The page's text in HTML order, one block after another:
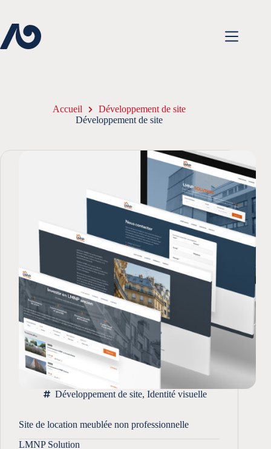
contenu
Accueil
Développement de site
Développement de site
Développement de site, Identité visuelle
Site de location meublée non professionnelle
LMNP Solution